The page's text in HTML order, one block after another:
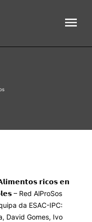
Úteis
𝗿𝗶𝗰𝗼𝘀 𝗲𝗻
– Red AlProSos
da ESAC-IPC:
David Gomes, Ivo